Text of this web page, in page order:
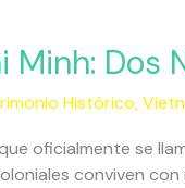
Minh: Dos
Histórico,
oficialmente se
conviven